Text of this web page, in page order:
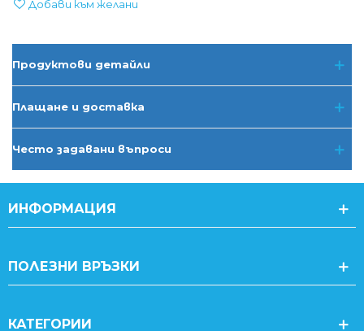
Добави към желани
Продуктови детайли
Плащане и доставка
Често задавани въпроси
ИНФОРМАЦИЯ
ПОЛЕЗНИ ВРЪЗКИ
КАТЕГОРИИ